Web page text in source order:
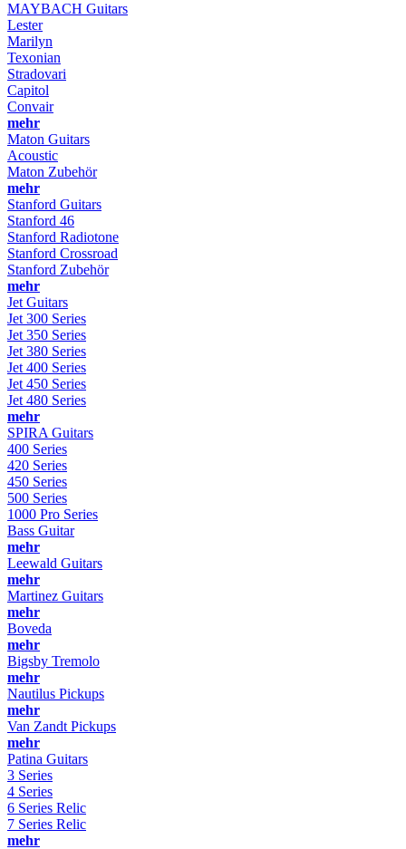
MAYBACH Guitars
Lester
Marilyn
Texonian
Stradovari
Capitol
Convair
mehr
Maton Guitars
Acoustic
Maton Zubehör
mehr
Stanford Guitars
Stanford 46
Stanford Radiotone
Stanford Crossroad
Stanford Zubehör
mehr
Jet Guitars
Jet 300 Series
Jet 350 Series
Jet 380 Series
Jet 400 Series
Jet 450 Series
Jet 480 Series
mehr
SPIRA Guitars
400 Series
420 Series
450 Series
500 Series
1000 Pro Series
Bass Guitar
mehr
Leewald Guitars
mehr
Martinez Guitars
mehr
Boveda
mehr
Bigsby Tremolo
mehr
Nautilus Pickups
mehr
Van Zandt Pickups
mehr
Patina Guitars
3 Series
4 Series
6 Series Relic
7 Series Relic
mehr